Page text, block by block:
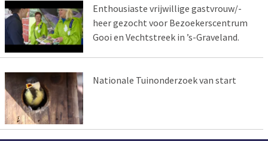
Enthousiaste vrijwillige gastvrouw/-
heer gezocht voor Bezoekerscentrum
Gooi en Vechtstreek in ’s-Graveland.
Nationale Tuinonderzoek van start